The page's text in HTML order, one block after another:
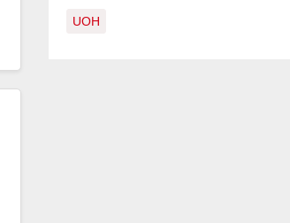
UOH